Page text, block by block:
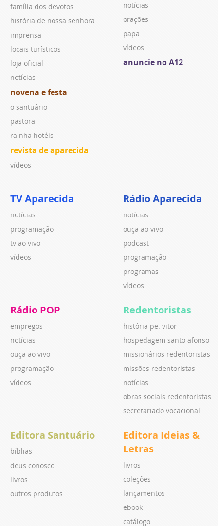
família dos devotos
história de nossa senhora
imprensa
locais turísticos
loja oficial
notícias
novena e festa
o santuário
pastoral
rainha hotéis
revista de aparecida
vídeos
notícias
orações
papa
vídeos
anuncie no A12
TV Aparecida
notícias
programação
tv ao vivo
vídeos
Rádio Aparecida
notícias
ouça ao vivo
podcast
programação
programas
vídeos
Rádio POP
empregos
notícias
ouça ao vivo
programação
vídeos
Redentoristas
história pe. vitor
hospedagem santo afonso
missionários redentoristas
missões redentoristas
notícias
obras sociais redentoristas
secretariado vocacional
Editora Santuário
bíblias
deus conosco
livros
outros produtos
Editora Ideias &
Letras
livros
coleções
lançamentos
ebook
catálogo